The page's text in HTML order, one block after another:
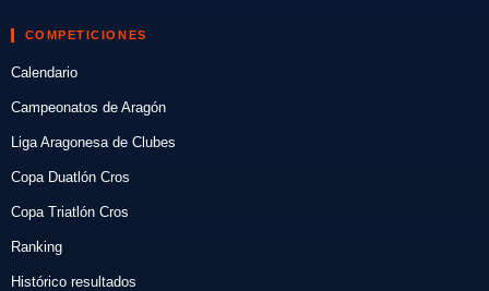
COMPETICIONES
Calendario
Campeonatos de Aragón
Liga Aragonesa de Clubes
Copa Duatlón Cros
Copa Triatlón Cros
Ranking
Histórico resultados